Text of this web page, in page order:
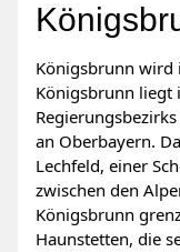
Königsbrunn wird
Königsbrunn liegt
an Oberbayern.
Lechfeld, einer
zwischen den
Königsbrunn
Haunstetten, die